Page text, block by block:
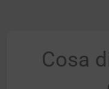
Cosa